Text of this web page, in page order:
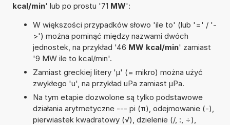
kcal/min' lub po prostu '71 MW':
W większości przypadków słowo 'ile to' (lub '=' / '-
>') można pominąć między nazwami dwóch
jednostek, na przykład '46 MW kcal/min' zamiast
'9 MW ile to kcal/min'.
Zamiast greckiej litery 'µ' (= mikro) można użyć
zwykłego 'u', na przykład uPa zamiast µPa.
Na tym etapie dozwolone są tylko podstawowe
działania arytmetyczne --- pi (π), odejmowanie (-),
pierwiastek kwadratowy (√), dzielenie (/, :, ÷),